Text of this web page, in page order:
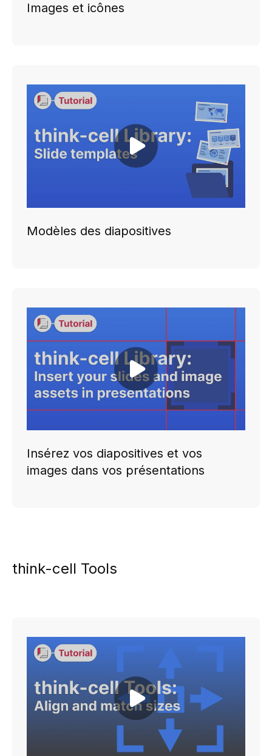
Images et icônes
Play video
Modèles des diapositives
Play video
Insérez vos diapositives et vos
images dans vos présentations
think-cell Tools
Play video